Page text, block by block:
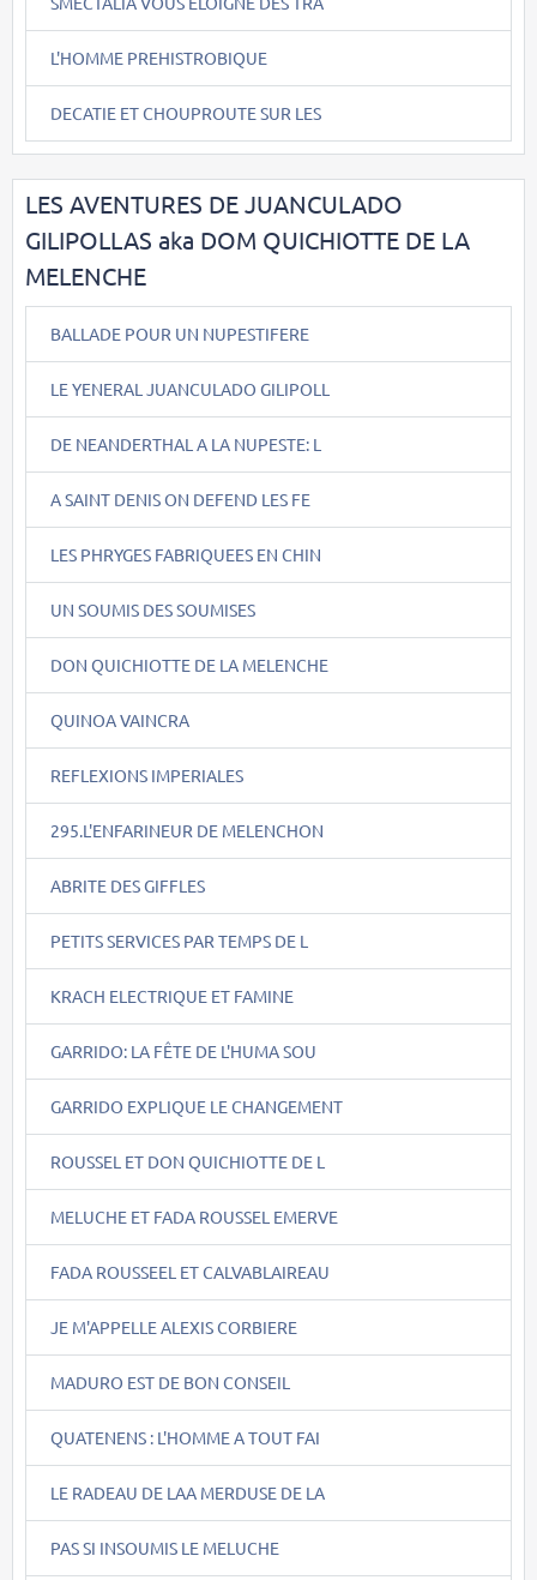
L'HOMME PREHISTROBIQUE
DECATIE ET CHOUPROUTE SUR LES
LES AVENTURES DE JUANCULADO
GILIPOLLAS aka DOM QUICHIOTTE DE LA
MELENCHE
BALLADE POUR UN NUPESTIFERE
LE YENERAL JUANCULADO GILIPOLL
DE NEANDERTHAL A LA NUPESTE: L
A SAINT DENIS ON DEFEND LES FE
LES PHRYGES FABRIQUEES EN CHIN
UN SOUMIS DES SOUMISES
DON QUICHIOTTE DE LA MELENCHE
QUINOA VAINCRA
REFLEXIONS IMPERIALES
295.L'ENFARINEUR DE MELENCHON
ABRITE DES GIFFLES
PETITS SERVICES PAR TEMPS DE L
KRACH ELECTRIQUE ET FAMINE
GARRIDO: LA FÊTE DE L'HUMA SOU
GARRIDO EXPLIQUE LE CHANGEMENT
ROUSSEL ET DON QUICHIOTTE DE L
MELUCHE ET FADA ROUSSEL EMERVE
FADA ROUSSEEL ET CALVABLAIREAU
JE M'APPELLE ALEXIS CORBIERE
MADURO EST DE BON CONSEIL
QUATENENS : L'HOMME A TOUT FAI
LE RADEAU DE LAA MERDUSE DE LA
PAS SI INSOUMIS LE MELUCHE